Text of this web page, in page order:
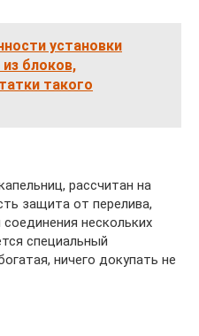
установки
блоков,
такого
рассчитан на
защита от перелива,
нескольких
специальный
ничего докупать не